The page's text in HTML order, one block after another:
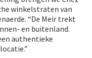
winkelstraten van
“De Meir trekt
en buitenland.
authentieke